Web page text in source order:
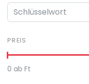
PREIS
0 ab Ft